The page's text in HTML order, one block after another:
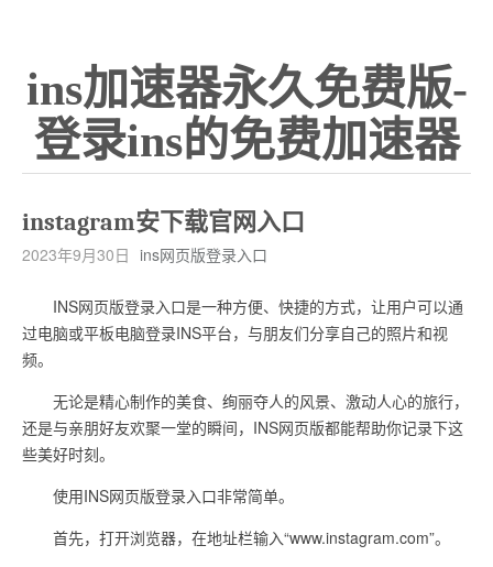
ins加速器永久免费版-
登录ins的免费加速器
instagram安下载官网入口
2023年9月30日 ins网页版登录入口
INS网页版登录入口是一种方便、快捷的方式，让用户可以通
过电脑或平板电脑登录INS平台，与朋友们分享自己的照片和视
频。
无论是精心制作的美食、绚丽夺人的风景、激动人心的旅行，
还是与亲朋好友欢聚一堂的瞬间，INS网页版都能帮助你记录下这
些美好时刻。
使用INS网页版登录入口非常简单。
首先，打开浏览器，在地址栏输入“www.instagram.com”。